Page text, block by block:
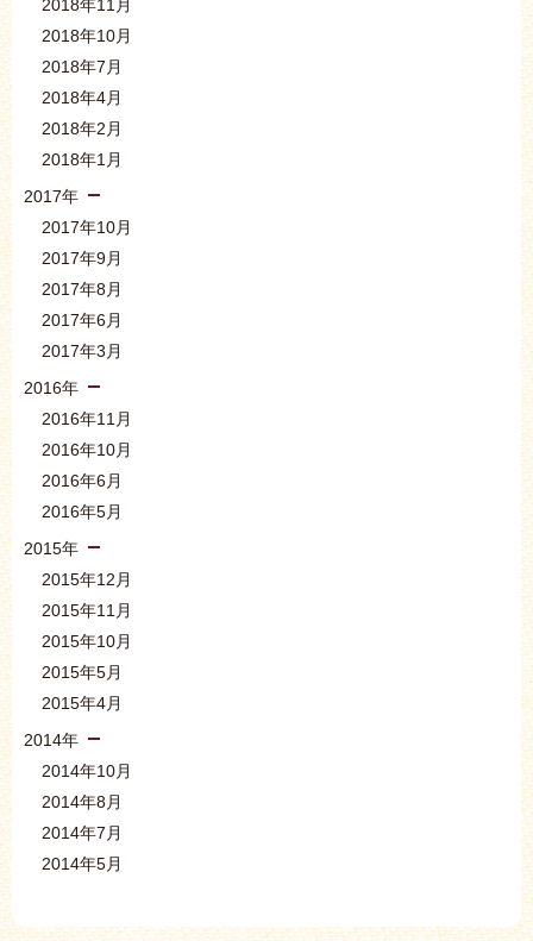
2018年11月
2018年10月
2018年7月
2018年4月
2018年2月
2018年1月
2017年
2017年10月
2017年9月
2017年8月
2017年6月
2017年3月
2016年
2016年11月
2016年10月
2016年6月
2016年5月
2015年
2015年12月
2015年11月
2015年10月
2015年5月
2015年4月
2014年
2014年10月
2014年8月
2014年7月
2014年5月